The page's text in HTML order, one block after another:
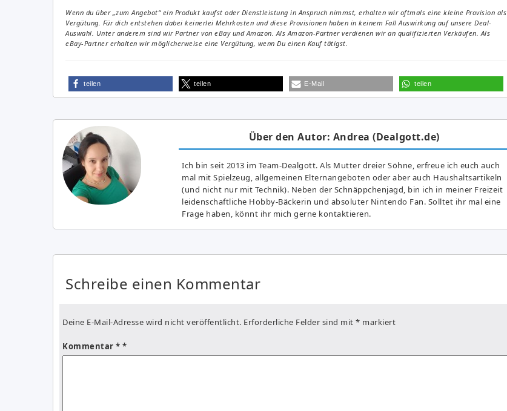
Wenn du über „zum Angebot“ ein Produkt kaufst oder Dienstleistung in Anspruch nimmst, erhalten wir oftmals eine kleine Provision als
Vergütung. Für dich entstehen dabei keinerlei Mehrkosten und diese Provisionen haben in keinem Fall Auswirkung auf unsere Deal-
Auswahl. Unter anderem sind wir Partner von eBay und Amazon. Als Amazon-Partner verdienen wir an qualifizierten Verkäufen. Als
eBay-Partner erhalten wir möglicherweise eine Vergütung, wenn Du einen Kauf tätigst.
teilen teilen E-Mail teilen
Über den Autor: Andrea (Dealgott.de)
Ich bin seit 2013 im Team-Dealgott. Als Mutter dreier Söhne, erfreue ich euch auch
mal mit Spielzeug, allgemeinen Elternangeboten oder aber auch Haushaltsartikeln
(und nicht nur mit Technik). Neben der Schnäppchenjagd, bin ich in meiner Freizeit
leidenschaftliche Hobby-Bäckerin und absoluter Nintendo Fan. Solltet ihr mal eine
Frage haben, könnt ihr mich gerne kontaktieren.
Schreibe einen Kommentar
Deine E-Mail-Adresse wird nicht veröffentlicht. Erforderliche Felder sind mit * markiert
Kommentar *